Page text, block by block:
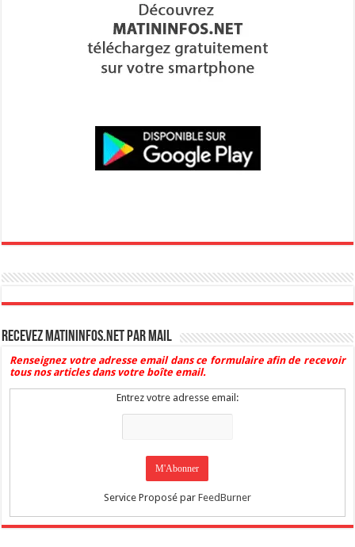
Recevez Matininfos.net par mail
Renseignez votre adresse email dans ce formulaire afin de recevoir
tous nos articles dans votre boîte email.
Entrez votre adresse email:
Service Proposé par FeedBurner